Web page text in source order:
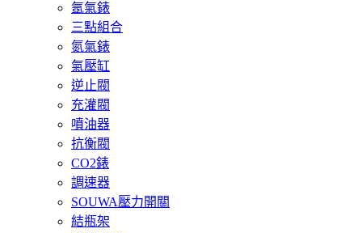
氬氣錶
三點組合
氮氣錶
氣壓缸
逆止閥
充灌閥
噴油器
抗衡閥
CO2錶
調速器
SOUWA壓力開關
結瓶架